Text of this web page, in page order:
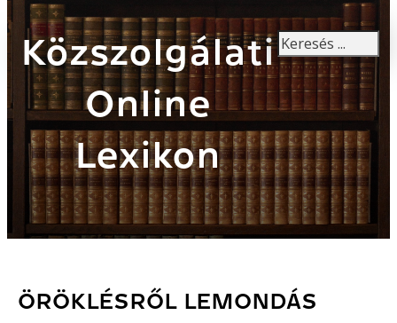
Közszolgálati
Online
Lexikon
Keresés
ÖRÖKLÉSRŐL LEMONDÁS